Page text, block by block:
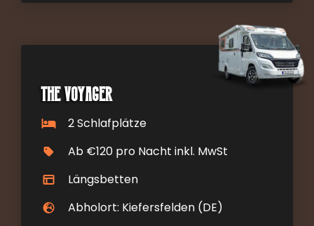
The Voyager
2 Schlafplätze
Ab €120 pro Nacht inkl. MwSt
Längsbetten
Abholort: Kiefersfelden (DE)